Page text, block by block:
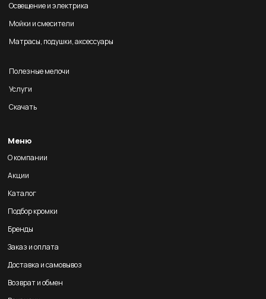
Освещение и электрика
Мойки и смесители
Матрасы, подушки, аксессуары
Полезные мелочи
Услуги
Скачать
Меню
О компании
Акции
Каталог
Подбор кромки
Бренды
Заказ и оплата
Доставка и самовывоз
Возврат и обмен